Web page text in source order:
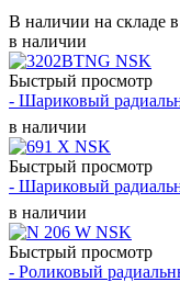
В наличии на складе
в наличии
Быстрый просмотр
- Шариковый
в наличии
Быстрый просмотр
- Шариковый
в наличии
Быстрый просмотр
- Роликовый